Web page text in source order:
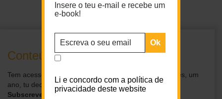
Conteúdos exclusivos para ti
Tem acesso a conteúdos exclusivos por um dia, um mês, um
ano, tu decides.
Subscreve os nossos planos
Insere o teu e-mail e recebe um
e-book!
Li e concordo com a política de
privacidade deste website